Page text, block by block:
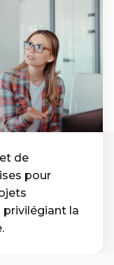
de
pour
privilégiant la